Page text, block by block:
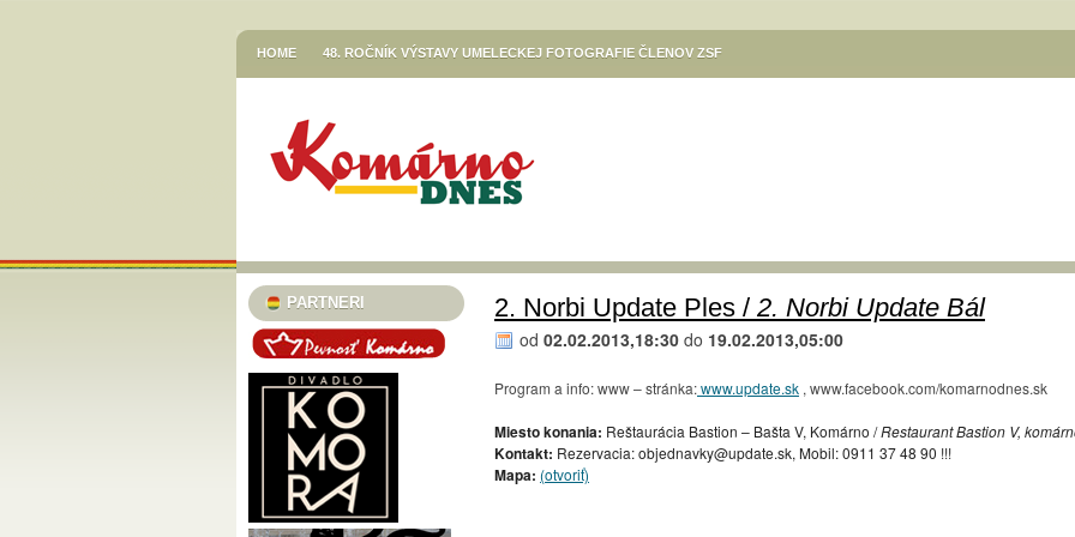
HOME 48. ROČNÍK VÝSTAVY UMELECKEJ FOTOGRAFIE ČLENOV ZSF
HOR SA DO RÍŠE ROZPRÁVOK
KNIŽNICA JÓZSEFA SZINNYEIHO V KOMÁRNE / SZINNYEI JÓZSEF KÖNYVTÁR, KOMÁROM
MESTSKÉ KULTÚRNE STREDISKO V KOMÁRNE / MSKS BÉNI EGRESSYHO /EGRESSY BÉNI VMKMESTSKÉ KULTÚRNE
SZINNYEI SZALON KÚTFESZT / 13. FESTIVAL KÚT
TURISTICKÁ INFORMAČNÁ KANCELÁRIA KOMÁRŇANSKÉ VÍNNE KORZO / KOMÁROMI BORKORZÓ
TARICS LORINCZ MARGIT SZINÉSZMÚZEUM
TATRA KINO MOZI KLUB VODNÉHO PÓLA KOMÁRNO REGIONÁLNE OSVETOVÉ STREDISKO V KOMÁRNE – PODUJATIA
46. ČLENSKÁ VÝSTAVA / TAGSÁGI KIÁLÍTÁS / FOTOKLUB HELIOS KOMÁRNO / HELIOS FOTÓKLUB
MESTSKÝ KLUB DÔCHODCOV KOMÁRNO RÉV – A MAGYAR KULTÚRA HÁZA / RÉV KLUB
PODUNAJSKÉ MÚZEUM V KOMÁRNE / VÝSTAVY 2024
PARTNERI 2. Norbi Update Ples / 2. Norbi Update Bál
od 02.02.2013,18:30 do 19.02.2013,05:00
Program a info: www – stránka:www.update.sk , www.facebook.com/komarnodnes.sk
Miesto konania: Reštaurácia Bastion – Bašta V, Komárno /Restaurant Bastion V,
Kontakt: Rezervacia: objednavky@update.sk, Mobil: 0911 37 48 90 !!!
Mapa: (otvoriť)